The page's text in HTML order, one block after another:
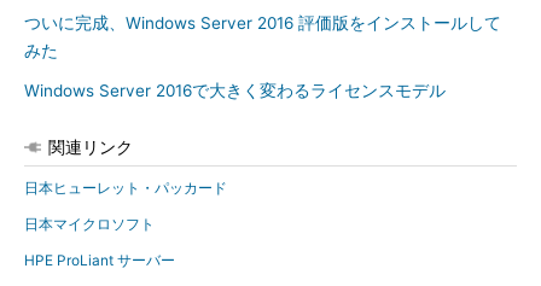
ついに完成、Windows Server 2016 評価版をインストールして
みた
Windows Server 2016で大きく変わるライセンスモデル
関連リンク
日本ヒューレット・パッカード
日本マイクロソフト
HPE ProLiant サーバー